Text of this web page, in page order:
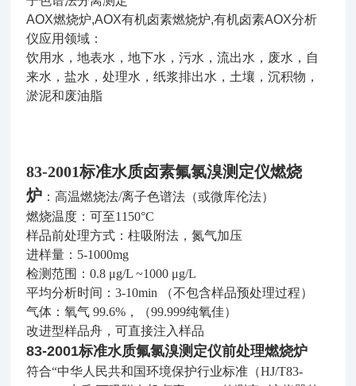
AOX燃烧炉,AOX有机卤素燃烧炉,有机卤素AOX分析
仪应用领域：
饮用水，地表水，地下水，污水，流出水，废水，自
来水，盐水，处理水，纸浆排出水，土壤，沉积物，
淤泥和废油脂
83-2001标准水质卤素氟氯溴测定仪燃烧
炉 ：高温燃烧法/离子色谱法（或微库伦法）
燃烧温度：可至1150°C
样品前处理方式：柱吸附法，氮气加压
进样量：5-1000mg
检测范围：0.8 μg/L ~1000 μg/L
平均分析时间：3-10min （不包含样品预处理过程）
气体：氧气 99.6%，（99.999纯氧佳）
改进型样品舟，可直接注入样品
83-2001标准水质氟氯溴测定仪前处理燃烧炉
符合“中华人民共和国环境保护行业标准（HJ/T83-